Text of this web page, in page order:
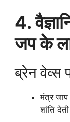
4.
जप के
ब्रेन वेव्स
मंत्र
शांति